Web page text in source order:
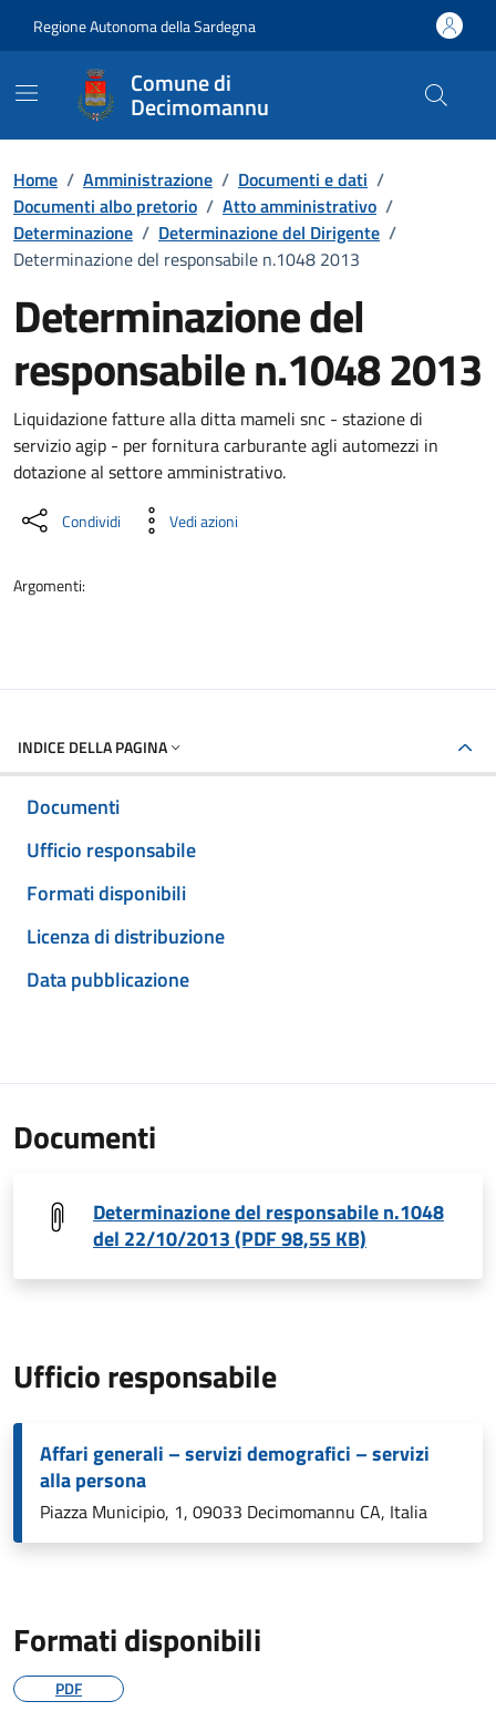
Regione Autonoma della Sardegna
Comune di
Decimomannu
Home / Amministrazione / Documenti e dati /
Documenti albo pretorio / Atto amministrativo /
Determinazione / Determinazione del Dirigente /
Determinazione del responsabile n.1048 2013
Determinazione del
responsabile n.1048 2013
Dettaglio del documento
Liquidazione fatture alla ditta mameli snc - stazione di
servizio agip - per fornitura carburante agli automezzi in
dotazione al settore amministrativo.
Condividi Vedi azioni
Argomenti:
INDICE DELLA PAGINA
Documenti
Ufficio responsabile
Formati disponibili
Licenza di distribuzione
Data pubblicazione
Documenti
Determinazione del responsabile n.1048
del 22/10/2013 (PDF 98,55 KB)
Ufficio responsabile
Affari generali – servizi demografici – servizi
alla persona
Piazza Municipio, 1, 09033 Decimomannu CA, Italia
Formati disponibili
PDF